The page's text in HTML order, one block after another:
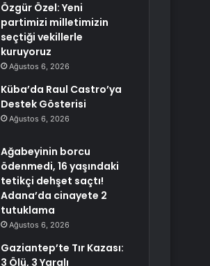
Özgür Özel: Yeni
partimizi milletimizin
seçtiği vekillerle
kuruyoruz
Ağustos 6, 2026
Küba’da Raul Castro’ya
Destek Gösterisi
Ağustos 6, 2026
Ağabeyinin borcu
ödenmedi, 16 yaşındaki
tetikçi dehşet saçtı!
Adana’da cinayete 2
tutuklama
Ağustos 6, 2026
Gaziantep’te Tır Kazası:
3 Ölü, 3 Yaralı